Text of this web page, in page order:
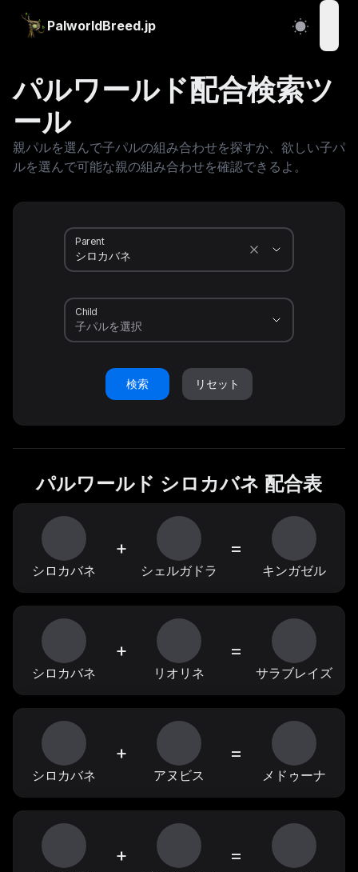
PalworldBreed.jp
パルワールド配合検索ツ
ール
親パルを選んで子パルの組み合わせを探すか、欲しい子パ
ルを選んで可能な親の組み合わせを確認できるよ。
Parent
Child
検索 リセット
パルワールド シロカバネ 配合表
シロカバネ
+
シェルガドラ
=
キンガゼル
シロカバネ
+
リオリネ
=
サラブレイズ
シロカバネ
+
アヌビス
=
メドゥーナ
+ =